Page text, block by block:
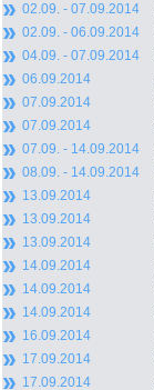
02.09. - 07.09.2014
02.09. - 06.09.2014
04.09. - 07.09.2014
06.09.2014
07.09.2014
07.09.2014
07.09. - 14.09.2014
08.09. - 14.09.2014
13.09.2014
13.09.2014
13.09.2014
14.09.2014
14.09.2014
14.09.2014
16.09.2014
17.09.2014
17.09.2014